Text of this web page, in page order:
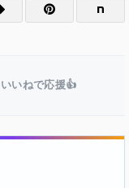
いねで応援👍